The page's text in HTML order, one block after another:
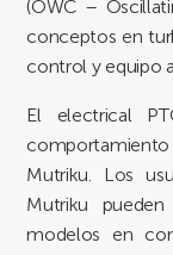
(OWC –
conceptos en
control y equipo
El electrical
Mutriku. Los
Mutriku
modelos en